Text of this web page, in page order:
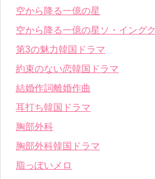
空から降る一億の星
空から降る一億の星ソ・イングク
第3の魅力韓国ドラマ
約束のない恋韓国ドラマ
結婚作詞離婚作曲
耳打ち韓国ドラマ
胸部外科
胸部外科韓国ドラマ
脂っぽいメロ